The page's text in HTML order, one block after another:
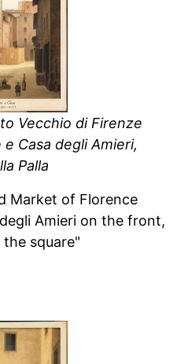
Vecchio di Firenze
Casa degli Amieri,
Palla
Market of Florence
Amieri on the front,
square"